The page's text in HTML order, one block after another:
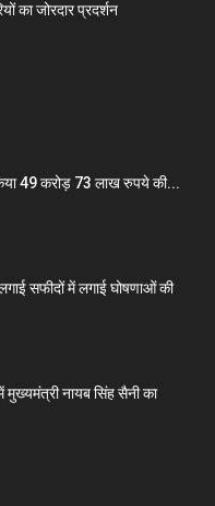
का जोरदार प्रदर्शन
49 करोड़ 73 लाख रुपये की...
सफीदों में लगाई घोषणाओं की
मुख्यमंत्री नायब सिंह सैनी का